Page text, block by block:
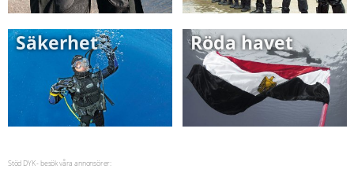
Säkerhet Röda havet
Stöd DYK - besök våra annonsörer: